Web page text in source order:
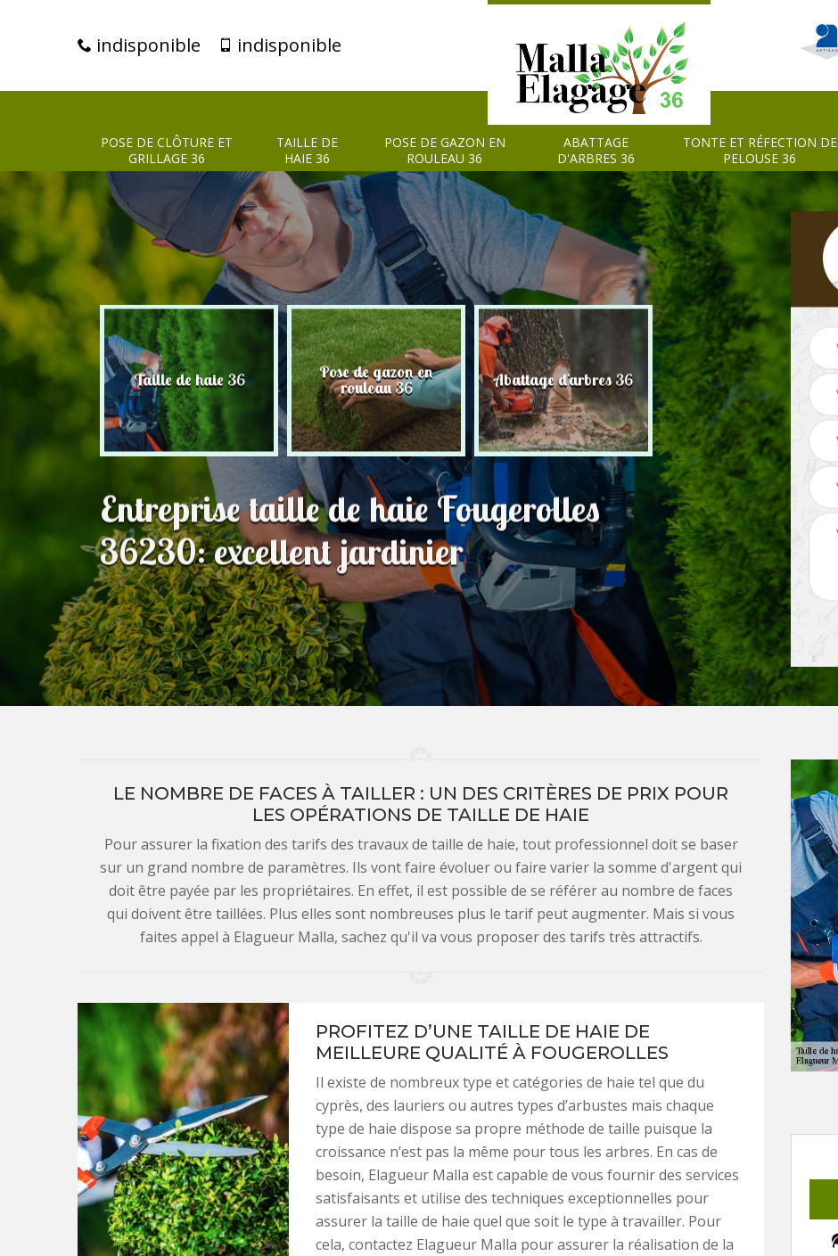
indisponible indisponible
POSE DE CLÔTURE ET
GRILLAGE 36
TAILLE DE
HAIE 36
POSE DE GAZON EN
ROULEAU 36
ABATTAGE
D'ARBRES 36
TONTE ET RÉFECTION DE
PELOUSE 36
et Taille de haie 36 Pose de gazon en
rouleau 36 Abattage d'arbres 36 Tonte et réfection de
pelouse 36
Entreprise taille de haie Fougerolles
36230: excellent jardinier
LE NOMBRE DE FACES À TAILLER : UN DES CRITÈRES DE PRIX POUR
LES OPÉRATIONS DE TAILLE DE HAIE
Pour assurer la fixation des tarifs des travaux de taille de haie, tout professionnel doit se baser
sur un grand nombre de paramètres. Ils vont faire évoluer ou faire varier la somme d'argent qui
doit être payée par les propriétaires. En effet, il est possible de se référer au nombre de faces
qui doivent être taillées. Plus elles sont nombreuses plus le tarif peut augmenter. Mais si vous
faites appel à Elagueur Malla, sachez qu'il va vous proposer des tarifs très attractifs.
PROFITEZ D’UNE TAILLE DE HAIE DE
MEILLEURE QUALITÉ À FOUGEROLLES
Il existe de nombreux type et catégories de haie tel que du
cyprès, des lauriers ou autres types d’arbustes mais chaque
type de haie dispose sa propre méthode de taille puisque la
croissance n’est pas la même pour tous les arbres. En cas de
besoin, Elagueur Malla est capable de vous fournir des services
satisfaisants et utilise des techniques exceptionnelles pour
assurer la taille de haie quel que soit le type à travailler. Pour
cela, contactez Elagueur Malla pour assurer la réalisation de la